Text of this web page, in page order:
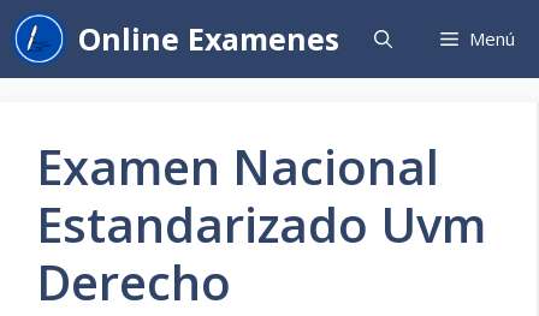
Saltar
al
contenido
Online Examenes Menú
Examen Nacional
Estandarizado Uvm
Derecho